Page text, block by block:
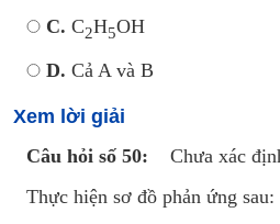
C. C2H5OH
D. Cả A và B
Xem lời giải
Câu hỏi số 50:
Chưa xác
Thực hiện sơ đồ phản ứng sau: